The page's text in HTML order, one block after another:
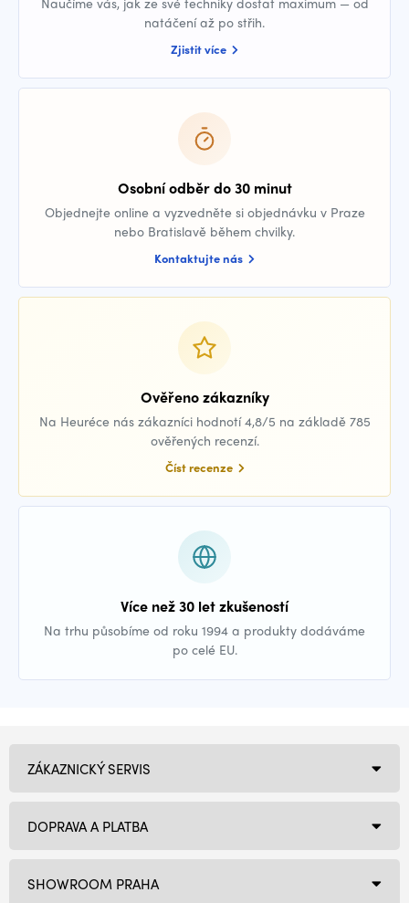
natáčení až po střih.
Zjistit více
Osobní odběr do 30 minut
Objednejte online a vyzvedněte si objednávku v Praze
nebo Bratislavě během chvilky.
Kontaktujte nás
Ověřeno zákazníky
Na Heuréce nás zákazníci hodnotí 4,8/5 na základě 785
ověřených recenzí.
Číst recenze
Více než 30 let zkušeností
Na trhu působíme od roku 1994 a produkty dodáváme
po celé EU.
SHOWROOM PRAHA
ZÁKAZNICKÝ SERVIS
DOPRAVA A PLATBA